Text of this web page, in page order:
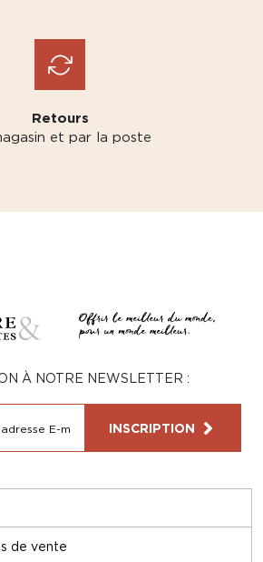
Retours
et par la poste
de vente
À NOTRE NEWSLETTER :
INSCRIPTION